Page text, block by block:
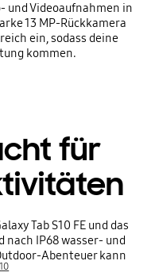
und Videoaufnahmen in
13 MP-Rückkamera
ein, sodass deine
kommen.
für
Tab S10 FE und das
nach IP68 wasser- und
Abenteuer kann
10